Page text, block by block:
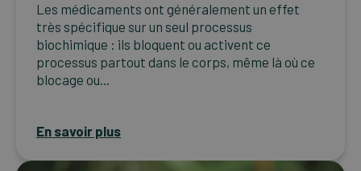
Les médicaments ont généralement un effet
très spécifique sur un seul processus
biochimique : ils bloquent ou activent ce
processus partout dans le corps, même là où ce
blocage ou...
En savoir plus